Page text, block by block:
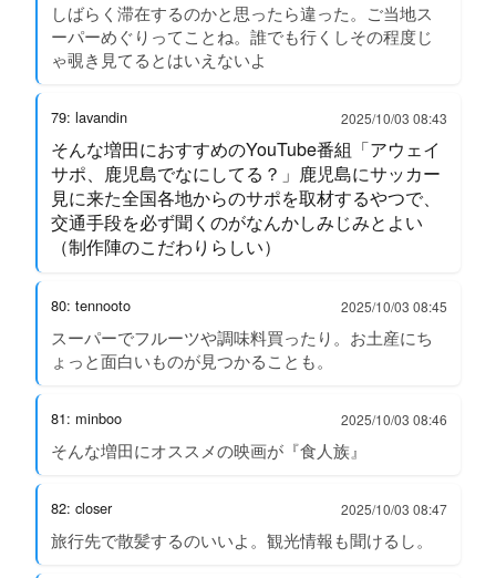
しばらく滞在するのかと思ったら違った。ご当地ス
ーパーめぐりってことね。誰でも行くしその程度じ
ゃ覗き見てるとはいえないよ
79: lavandin 2025/10/03 08:43
そんな増田におすすめのYouTube番組「アウェイ
サポ、鹿児島でなにしてる？」鹿児島にサッカー
見に来た全国各地からのサポを取材するやつで、
交通手段を必ず聞くのがなんかしみじみとよい
（制作陣のこだわりらしい）
80: tennooto 2025/10/03 08:45
スーパーでフルーツや調味料買ったり。お土産にち
ょっと面白いものが見つかることも。
81: minboo 2025/10/03 08:46
そんな増田にオススメの映画が『食人族』
82: closer 2025/10/03 08:47
旅行先で散髪するのいいよ。観光情報も聞けるし。